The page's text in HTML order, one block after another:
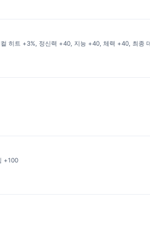
히트 +3%, 정신력 +40, 지능 +40, 체력 +40, 최종
+100